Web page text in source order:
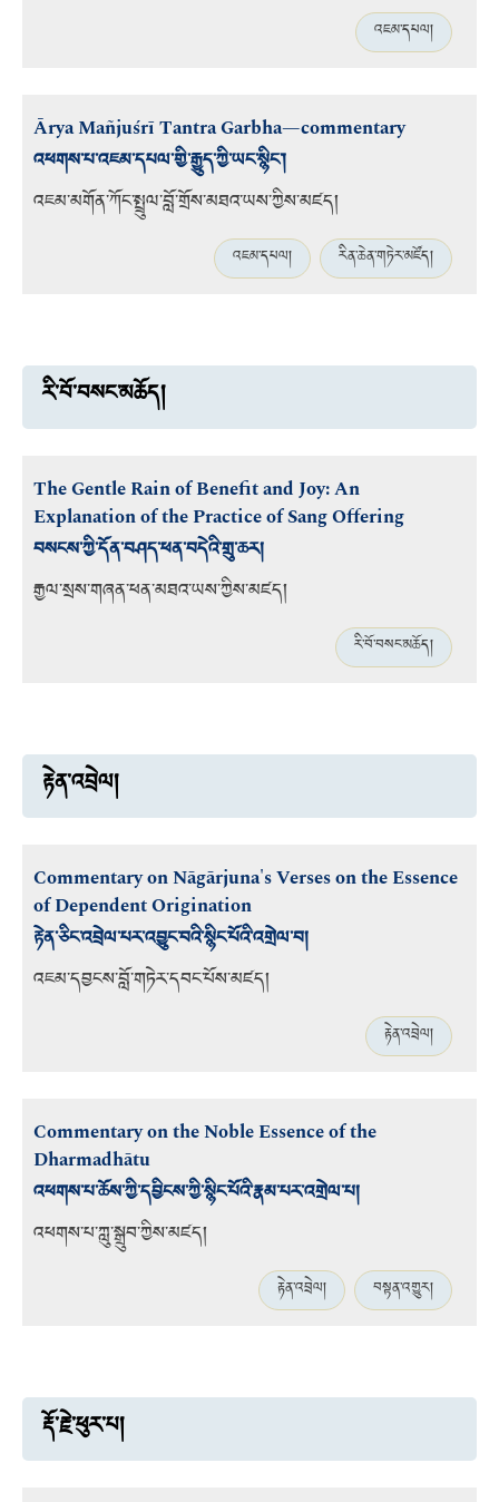
འཇམ་དཔལ།
Ārya Mañjuśrī Tantra Garbha—commentary
འཕགས་པ་འཇམ་དཔལ་གྱི་རྒྱུད་ཀྱི་ཡང་སྙིང་།
འཇམ་མགོན་ཀོང་སྤྲུལ་བློ་གྲོས་མཐའ་ཡས་ཀྱིས་མཛད།
འཇམ་དཔལ། རིན་ཆེན་གཏེར་མཛོད།
རི་བོ་བསང་མཆོད།
The Gentle Rain of Benefit and Joy: An
Explanation of the Practice of Sang Offering
བསངས་ཀྱི་དོན་བཤད་ཕན་བདེའི་གྲུ་ཆར།
རྒྱལ་སྲས་གཞན་ཕན་མཐའ་ཡས་ཀྱིས་མཛད།
རི་བོ་བསང་མཆོད།
རྟེན་འབྲེལ།
Commentary on Nāgārjuna's Verses on the Essence
of Dependent Origination
རྟེན་ཅིང་འབྲེལ་པར་འབྱུང་བའི་སྙིང་པོའི་འགྲེལ་བ།
འཇམ་དབྱངས་བློ་གཏེར་དབང་པོས་མཛད།
རྟེན་འབྲེལ།
Commentary on the Noble Essence of the
Dharmadhātu
འཕགས་པ་ཆོས་ཀྱི་དབྱིངས་ཀྱི་སྙིང་པོའི་རྣམ་པར་འགྲེལ་པ།
འཕགས་པ་ཀླུ་སྒྲུབ་ཀྱིས་མཛད།
རྟེན་འབྲེལ། བསྟན་འགྱུར།
རྡོ་རྗེ་ཕུར་པ།